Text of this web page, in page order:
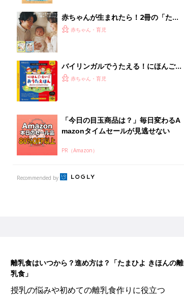
赤ちゃんが生まれたら！2冊の「たま
ひよ」
赤ちゃん・育児
バイリンガルでうたえる！にほんご
えいご おうたえほん（たまひよ おう
赤ちゃん・育児
「今日の目玉商品は？」毎日変わるA
mazonタイムセールが見逃せない
PR（Amazon）
Recommended by
離乳食はいつから？進め方は？「たまひよ きほんの離
乳食」
授乳の悩みや初めての離乳食作りに役立つ